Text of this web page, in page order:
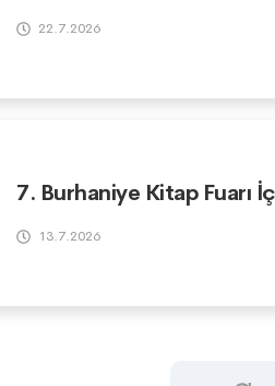
22.7.2026
7. Burhaniye Kitap Fuarı
13.7.2026